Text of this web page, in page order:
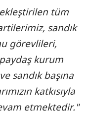
tüm
sandık
görevlileri,
kurum
sandık başına
katkısıyla
etmektedir."